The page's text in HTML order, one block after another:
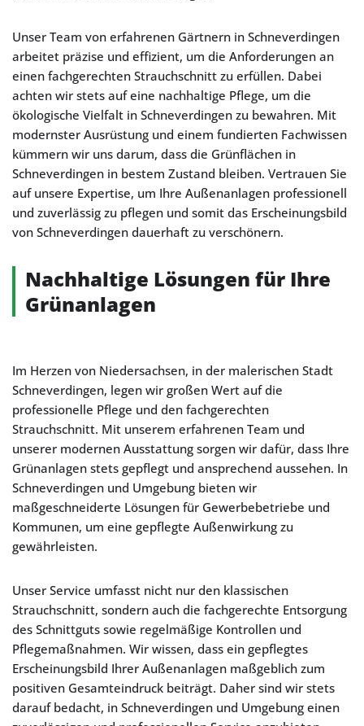
Unser Team von erfahrenen Gärtnern in Schneverdingen
arbeitet präzise und effizient, um die Anforderungen an
einen fachgerechten Strauchschnitt zu erfüllen. Dabei
achten wir stets auf eine nachhaltige Pflege, um die
ökologische Vielfalt in Schneverdingen zu bewahren. Mit
modernster Ausrüstung und einem fundierten Fachwissen
kümmern wir uns darum, dass die Grünflächen in
Schneverdingen in bestem Zustand bleiben. Vertrauen Sie
auf unsere Expertise, um Ihre Außenanlagen professionell
und zuverlässig zu pflegen und somit das Erscheinungsbild
von Schneverdingen dauerhaft zu verschönern.
Nachhaltige Lösungen für Ihre
Grünanlagen
Im Herzen von Niedersachsen, in der malerischen Stadt
Schneverdingen, legen wir großen Wert auf die
professionelle Pflege und den fachgerechten
Strauchschnitt. Mit unserem erfahrenen Team und
unserer modernen Ausstattung sorgen wir dafür, dass Ihre
Grünanlagen stets gepflegt und ansprechend aussehen. In
Schneverdingen und Umgebung bieten wir
maßgeschneiderte Lösungen für Gewerbebetriebe und
Kommunen, um eine gepflegte Außenwirkung zu
gewährleisten.
Unser Service umfasst nicht nur den klassischen
Strauchschnitt, sondern auch die fachgerechte Entsorgung
des Schnittguts sowie regelmäßige Kontrollen und
Pflegemaßnahmen. Wir wissen, dass ein gepflegtes
Erscheinungsbild Ihrer Außenanlagen maßgeblich zum
positiven Gesamteindruck beiträgt. Daher sind wir stets
darauf bedacht, in Schneverdingen und Umgebung einen